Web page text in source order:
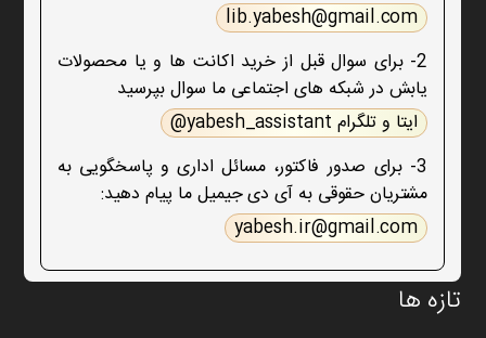
lib.yabesh@gmail.com
2- برای سوال قبل از خرید اکانت ها و یا محصولات
یابش در شبکه های اجتماعی ما سوال بپرسید
ایتا و تلگرام yabesh_assistant@
3- برای صدور فاکتور، مسائل اداری و پاسخگویی به
مشتریان حقوقی به آی دی جیمیل ما پیام دهید:
yabesh.ir@gmail.com
تازه ها